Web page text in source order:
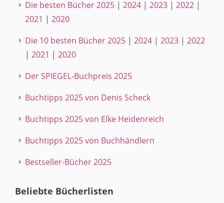
Die besten Bücher 2025 | 2024 | 2023 | 2022 |
2021 | 2020
Die 10 besten Bücher 2025 | 2024 | 2023 | 2022
| 2021 | 2020
Der SPIEGEL-Buchpreis 2025
Buchtipps 2025 von Denis Scheck
Buchtipps 2025 von Elke Heidenreich
Buchtipps 2025 von Buchhändlern
Bestseller-Bücher 2025
Beliebte Bücherlisten